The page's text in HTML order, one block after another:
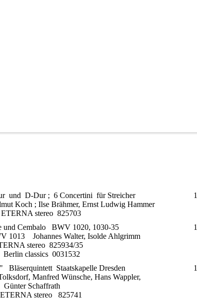
und D-Dur ; 6 Concertini für Streicher
Koch ; Ilse Brähmer, Ernst Ludwig Hammer
stereo 825703
und Cembalo BWV 1020, 1030-35
1013 Johannes Walter, Isolde Ahlgrimm
stereo 825934/35
classics 0031532
Bläserquintett Staatskapelle Dresden
Manfred Wünsche, Hans Wappler,
Günter Schaffrath
stereo 825741